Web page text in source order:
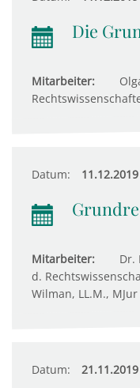
Die
Mitarbeiter:
Datum: 11.12.2019
Mitarbeiter:
Dr.
d.
Wilman, LL.M.,
Datum: 21.11.2019